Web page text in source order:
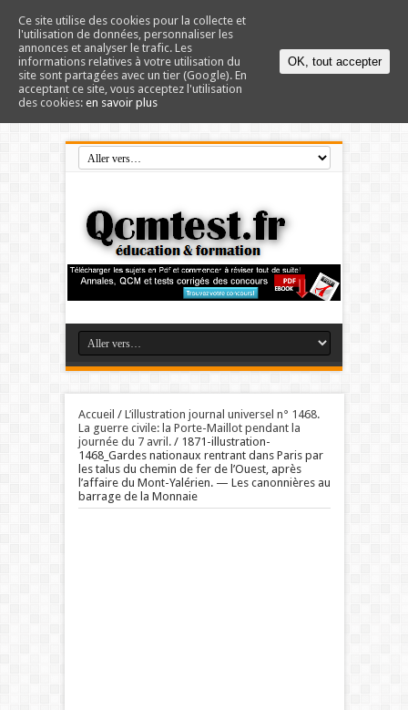
Accueil / L’illustration journal universel n° 1468.
La guerre civile: la Porte-Maillot pendant la
journée du 7 avril./ 1871-illustration-
1468_Gardes nationaux rentrant dans Paris par
les talus du chemin de fer de l’Ouest, après
l’affaire du Mont-Yalérien. — Les canonnières au
barrage de la Monnaie
Ce site utilise des cookies pour la collecte et
l'utilisation de données, personnaliser les
annonces et analyser le trafic. Les
informations relatives à votre utilisation du
site sont partagées avec un tier (Google). En
acceptant ce site, vous acceptez l'utilisation
des cookies: en savoir plus
OK, tout accepter